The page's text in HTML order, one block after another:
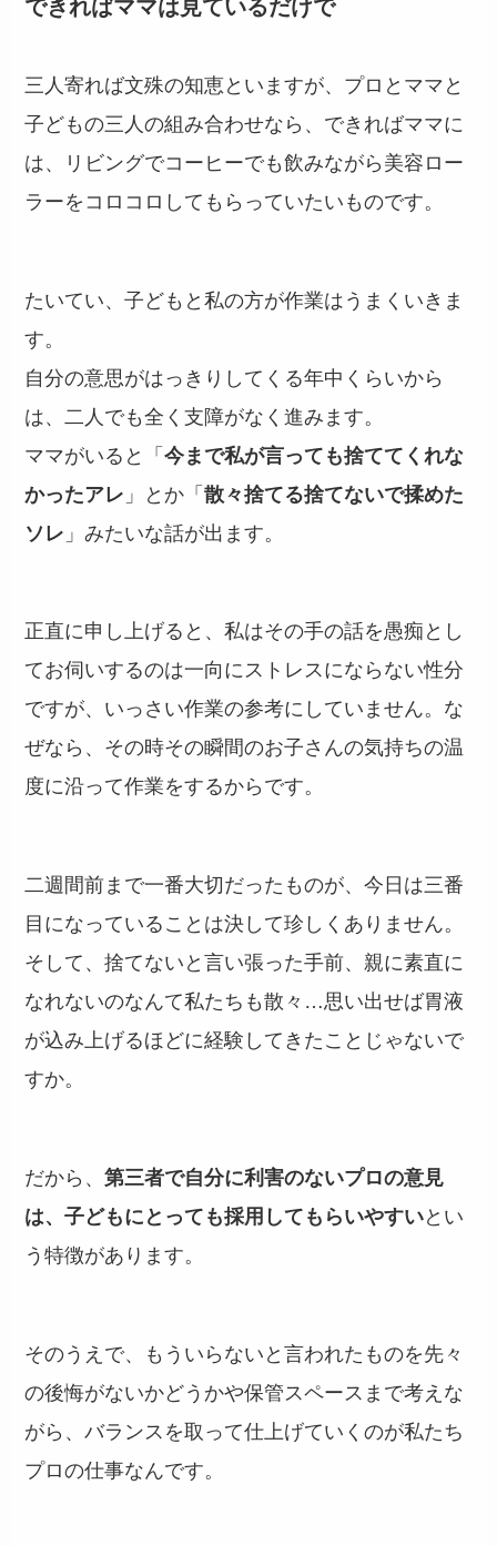
できればママは見ているだけで
三人寄れば文殊の知恵といますが、プロとママと
子どもの三人の組み合わせなら、できればママに
は、リビングでコーヒーでも飲みながら美容ロー
ラーをコロコロしてもらっていたいものです。
たいてい、子どもと私の方が作業はうまくいきま
す。
自分の意思がはっきりしてくる年中くらいから
は、二人でも全く支障がなく進みます。
ママがいると「今まで私が言っても捨ててくれな
かったアレ 」とか「散々捨てる捨てないで揉めた
ソレ 」みたいな話が出ます。
正直に申し上げると、私はその手の話を愚痴とし
てお伺いするのは一向にストレスにならない性分
ですが、いっさい作業の参考にしていません。な
ぜなら、その時その瞬間のお子さんの気持ちの温
度に沿って作業をするからです。
二週間前まで一番大切だったものが、今日は三番
目になっていることは決して珍しくありません。
そして、捨てないと言い張った手前、親に素直に
なれないのなんて私たちも散々…思い出せば胃液
が込み上げるほどに経験してきたことじゃないで
すか。
だから、第三者で自分に利害のないプロの意見
は、子どもにとっても採用してもらいやすいとい
う特徴があります。
そのうえで、もういらないと言われたものを先々
の後悔がないかどうかや保管スペースまで考えな
がら、バランスを取って仕上げていくのが私たち
プロの仕事なんです。